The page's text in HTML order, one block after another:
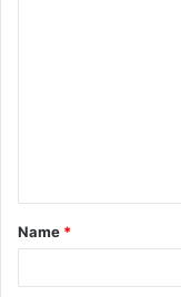
Name *